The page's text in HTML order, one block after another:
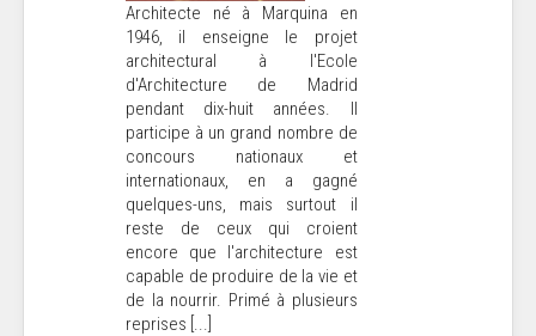
Architecte né à Marquina en
1946, il enseigne le projet
architectural à l'Ecole
d'Architecture de Madrid
pendant dix-huit années. Il
participe à un grand nombre de
concours nationaux et
internationaux, en a gagné
quelques-uns, mais surtout il
reste de ceux qui croient
encore que l'architecture est
capable de produire de la vie et
de la nourrir. Primé à plusieurs
reprises [...]